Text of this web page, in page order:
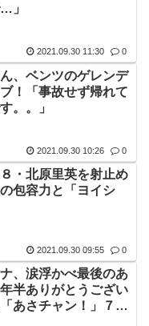
」
2021.09.30 11:30 0
、ベンツのゲレンデ
！「事故せず帰れて
。。」
2021.09.30 10:26 0
・北原里英を射止め
包容力と「ヨイシ
2021.09.30 09:55 0
、涙浮かべ最後のあ
半ありがとうござい
あさチャン！」７年